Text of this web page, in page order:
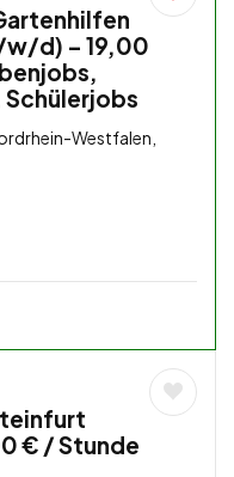
d) – 19,00
Westfalen,
€ / Stunde